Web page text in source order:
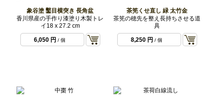
象谷塗 鑿目横突き 長角盆
香川県産の手作り漆塗り木製トレ
イ18 x 27.2 cm
6,050 円 / 個
茶筅くせ直し 緑 太竹金
茶筅の穂先を整え長持ちさせる道
具
8,250 円 / 個